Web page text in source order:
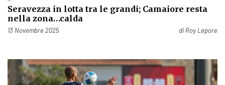
Seravezza in lotta tra le grandi; Camaiore resta
nella zona…calda
Pubblicato il
13 Novembre 2025 di Roy Lepore